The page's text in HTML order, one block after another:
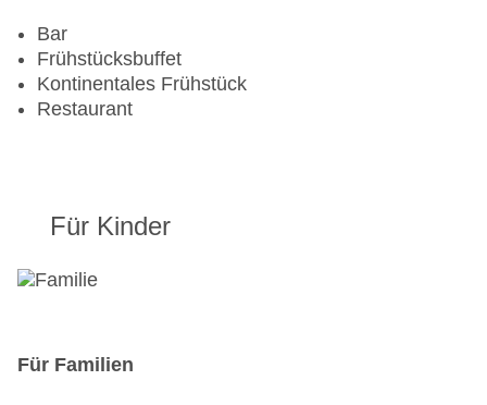
Zahlungsarten: American Express, Mastercard,
Visa
Landeskategorie: 4 Sterne
Bar
Frühstücksbuffet
Kontinentales Frühstück
Restaurant
Für Kinder
Für Familien